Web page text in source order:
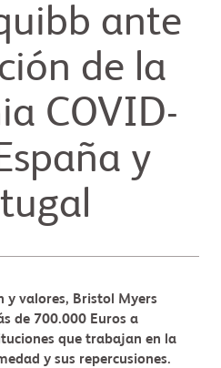
ante
de la
COVID-
y
y valores, Bristol Myers
de 700.000 Euros a
que trabajan en la
y sus repercusiones.